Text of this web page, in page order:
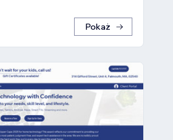
Pokaż